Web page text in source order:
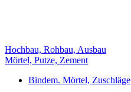
Hochbau, Rohbau, Ausbau
Mörtel, Putze, Zement
Bindem. Mörtel, Zuschläge